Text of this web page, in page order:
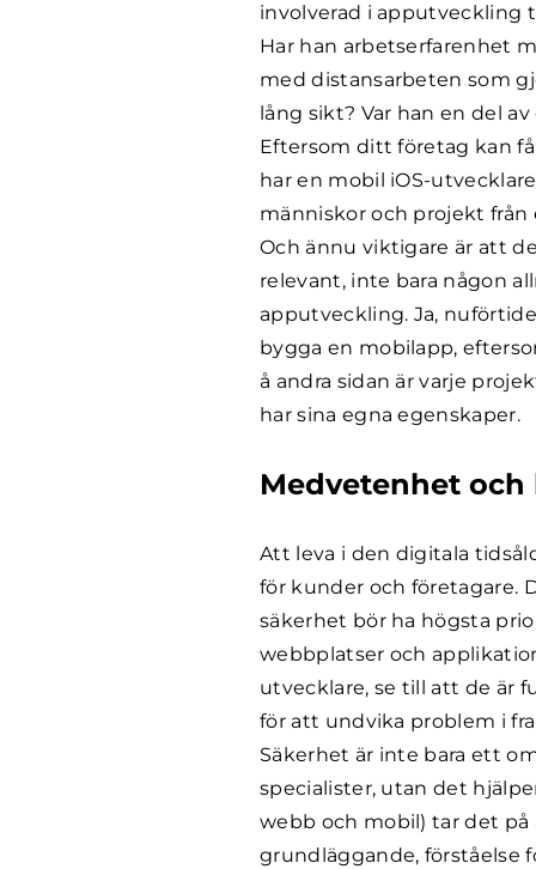
involverad i apputveckling
Har han arbetserfarenhet
med distansarbeten som
lång sikt? Var han en del
Eftersom ditt företag kan
har en mobil iOS-
människor och projekt
Och ännu viktigare är att
relevant, inte bara någon
apputveckling. Ja,
bygga en mobilapp,
å andra sidan är varje
har sina egna egenskaper.
Medvetenhet
Att leva i den digitala
för kunder och företagare.
säkerhet bör ha högsta
webbplatser och
utvecklare, se till att de är
för att undvika problem i
Säkerhet är inte bara ett
specialister, utan det
webb och mobil) tar det på
grundläggande, förståelse